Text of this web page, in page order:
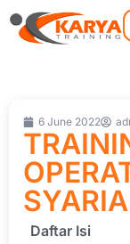
6 June 2022
Daftar Isi